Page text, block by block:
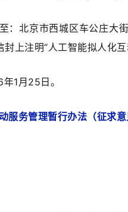
：北京市西城区车公庄大
上注明“人工智能拟人化互
1月25日。
服务管理暂行办法（征求意